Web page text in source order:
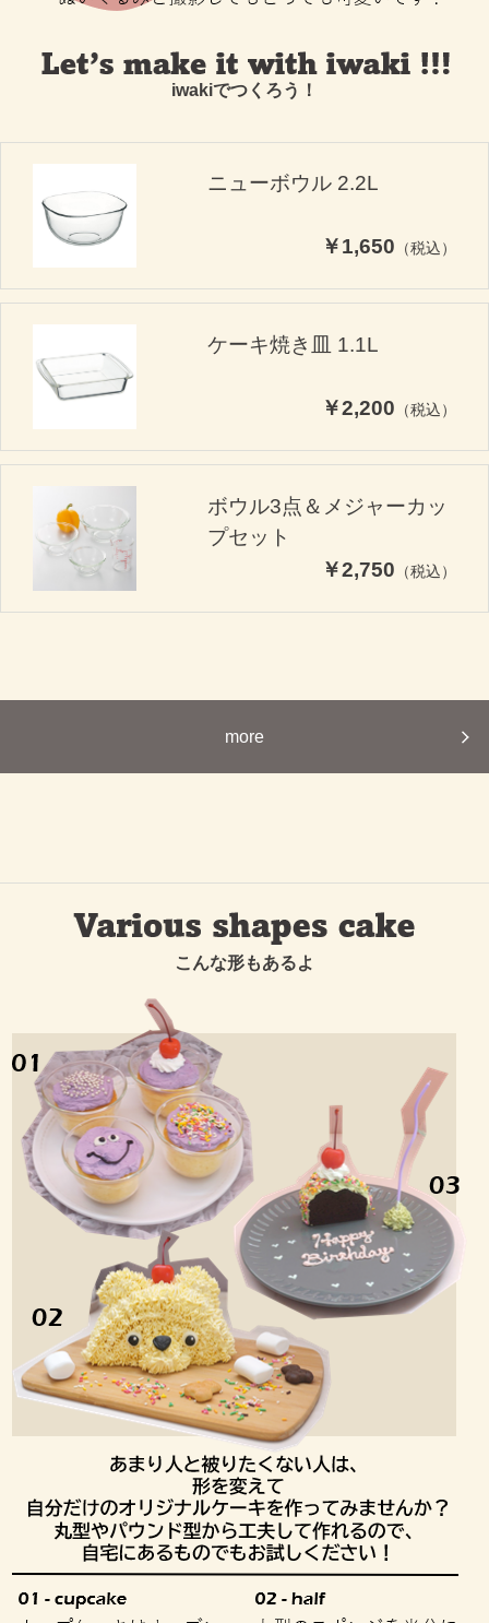
iwakiでつくろう！
ニューボウル 2.2L
￥1,650 （税込）
ケーキ焼き皿 1.1L
￥2,200 （税込）
ボウル3点＆メジャーカッ
プセット
￥2,750 （税込）
more
こんな形もあるよ